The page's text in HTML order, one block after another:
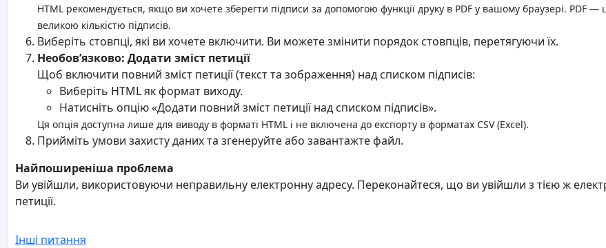
HTML рекомендується, якщо ви хочете зберегти підписи за допомогою функції друку в PDF у вашому браузері. PDF
великою кількістю підписів.
Виберіть стовпці, які ви хочете включити. Ви можете змінити порядок стовпців, перетягуючи їх.
Необов’язково: Додати зміст петиції
Щоб включити повний зміст петиції (текст та зображення) над списком підписів:
Виберіть HTML як формат виходу.
Натисніть опцію «Додати повний зміст петиції над списком підписів».
Ця опція доступна лише для виводу в форматі HTML і не включена до експорту в форматах CSV (Excel).
Прийміть умови захисту даних та згенеруйте або завантажте файл.
Найпоширеніша проблема
Ви увійшли, використовуючи неправильну електронну адресу. Переконайтеся, що ви увійшли з тією ж
петиції.
Інші питання